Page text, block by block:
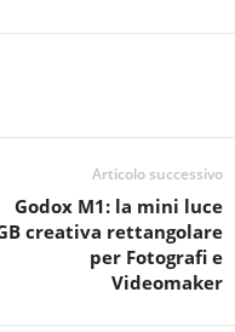
Articolo successivo
Godox M1: la mini luce
creativa rettangolare
per Fotografi e
Videomaker